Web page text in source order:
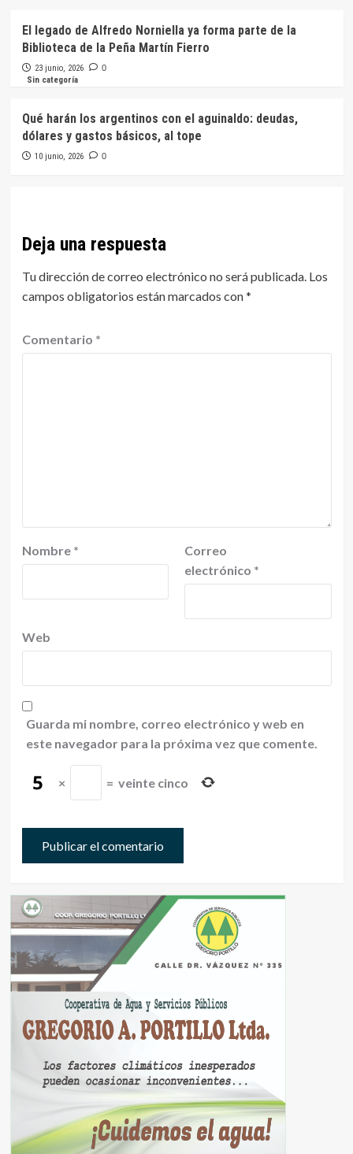
El legado de Alfredo Norniella ya forma parte de la
Biblioteca de la Peña Martín Fierro
23 junio, 2026 0
Sin categoría
Qué harán los argentinos con el aguinaldo: deudas,
dólares y gastos básicos, al tope
10 junio, 2026 0
Deja una respuesta
Tu dirección de correo electrónico no será publicada. Los
campos obligatorios están marcados con*
Comentario *
Nombre *
Correo
electrónico *
Web
Guarda mi nombre, correo electrónico y web en
este navegador para la próxima vez que comente.
× = veinte cinco